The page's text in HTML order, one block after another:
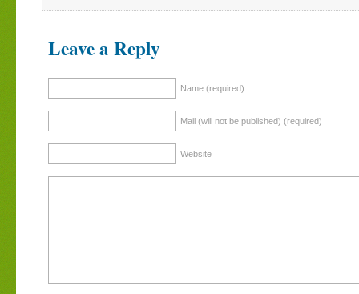
Leave a Reply
Name (required)
Mail (will not be published) (required)
Website